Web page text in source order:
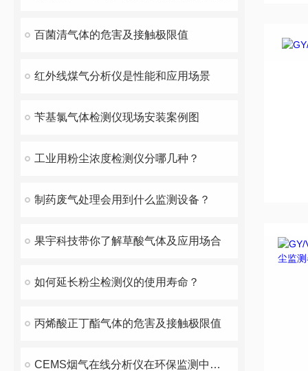
百菌清气体的危害及接触极限值
红外线煤气分析仪是性能和应用场景
苄基氯气体检测仪现场安装案例图
工业用粉尘浓度检测仪分哪几种？
制药废气处理会用到什么监测设备？
果宇科技带你了解草酸气体及应用场合
如何延长粉尘检测仪的使用寿命？
丙烯酸正丁酯气体的危害及接触极限值
CEMS烟气在线分析仪在环保监测中的重要作用